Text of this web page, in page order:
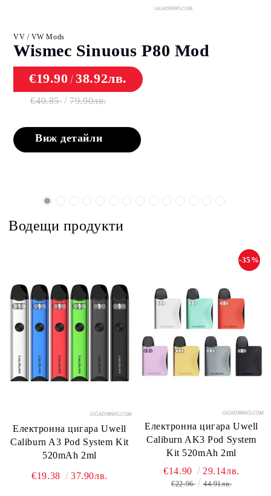
Mods
Sinuous P80 Mod
38.92лв.
79.90лв.
Виж детайли
Водещи продукти
Електронна цигара Uwell
Caliburn A3 Pod System Kit
520mAh 2ml
€19.38
37.90лв.
Електронна цигара Uwell
Caliburn AK3 Pod System
Kit 520mAh 2ml
-35%
€14.90 29.14лв.
€22.96 44.91лв.